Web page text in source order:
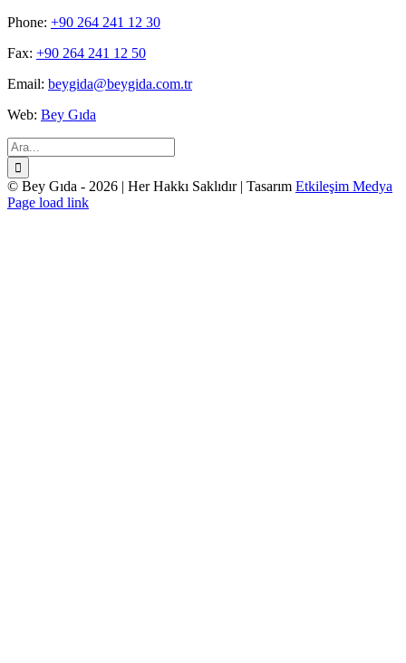
Phone: +90 264 241 12 30
Fax: +90 264 241 12 50
Email: beygida@beygida.com.tr
Web: Bey Gıda
Ara:
© Bey Gıda - 2026 | Her Hakkı Saklıdır | Tasarım Etkileşim Medya
Facebook
X
YouTube
Instagram
E-
Page load link